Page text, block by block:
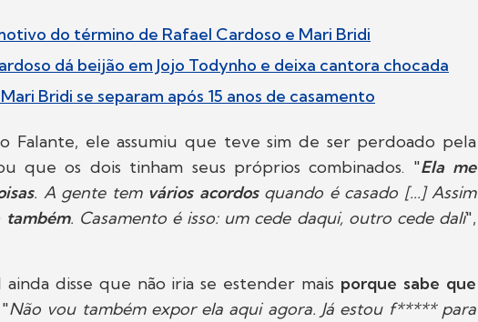
do término de Rafael Cardoso e Mari Bridi
dá beijão em Jojo Todynho e deixa cantora chocada
Bridi se separam após 15 anos de casamento
Falante, ele assumiu que teve sim de ser perdoado pela
que os dois tinham seus próprios combinados. "Ela me
. A gente tem vários acordosquando é casado [...] Assim
também. Casamento é isso: um cede daqui, outro cede dali",
ainda disse que não iria se estender mais porque sabe que
Não vou também expor ela aqui agora. Já estou f***** para